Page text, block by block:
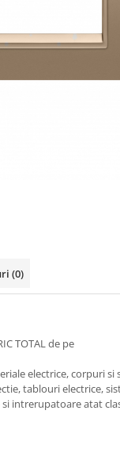
(0)
TOTAL de pe
electrice, corpuri si
tablouri electrice,
intrerupatoare atat